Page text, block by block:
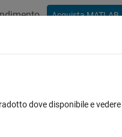
Acquista MATLAB
a table
dove disponibile e